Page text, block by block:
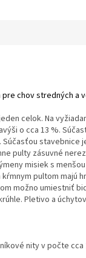
chov stredných a
celok. Na
o cca 13 %.
pulty zásuvné
misiek s
pultom majú
možno umiestniť
Pletivo a
nity v počte cca